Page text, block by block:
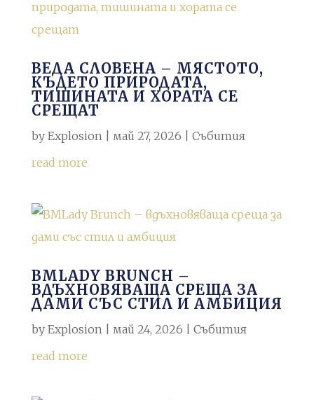
ВЕДА СЛОВЕНА – МЯСТОТО,
КЪДЕТО ПРИРОДАТА,
ТИШИНАТА И ХОРАТА СЕ
СРЕЩАТ
by Explosion| май 27, 2026
Събития
read more
BMLADY BRUNCH –
ВДЪХНОВЯВАЩА СРЕЩА ЗА
ДАМИ СЪС СТИЛ И АМБИЦИЯ
by Explosion| май 24, 2026
Събития
read more